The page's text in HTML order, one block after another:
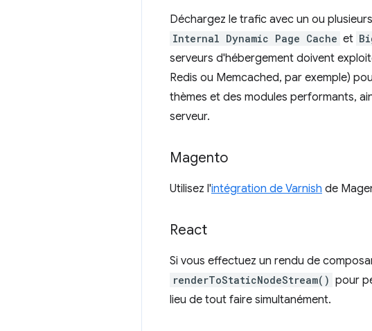
Déchargez le trafic avec un ou
Internal Dynamic Page Cache et
serveurs d'hébergement doivent
Redis ou Memcached, par exemple)
thèmes et des modules performants,
serveur.
Magento
Utilisez l'intégration de Varnish de
React
Si vous effectuez un rendu de
renderToStaticNodeStream() pour
lieu de tout faire simultanément.